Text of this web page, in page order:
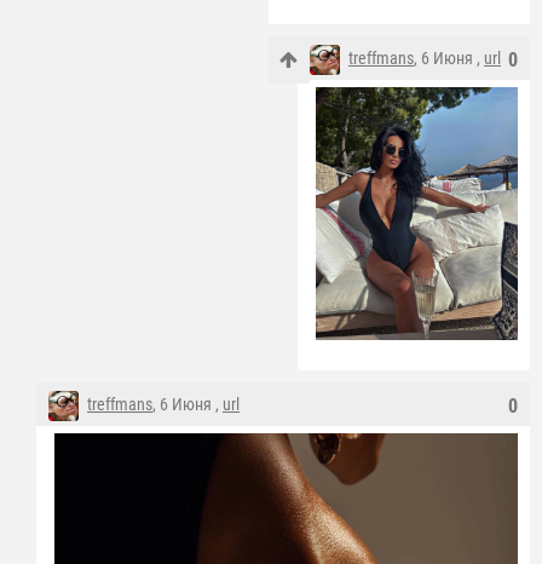
0
treffmans, 6 Июня , url
0
treffmans, 6 Июня , url